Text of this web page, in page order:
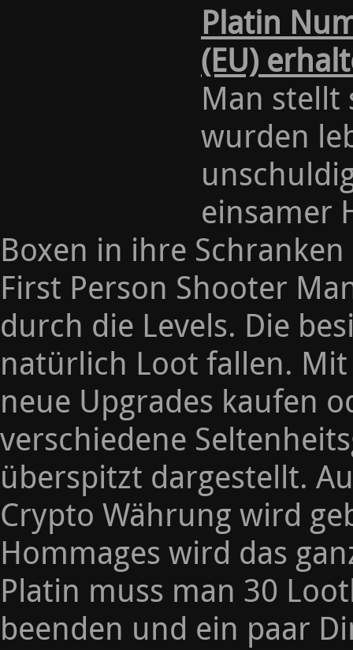
Platin
(EU)
Man stellt
wurden
einsamer
Boxen in ihre
First Person Shooter
durch die Levels. Die
natürlich Loot fallen.
neue Upgrades kaufen
verschiedene
überspitzt dargestellt.
Crypto Währung wird
Hommages wird das
Platin muss man 30
beenden und ein paar